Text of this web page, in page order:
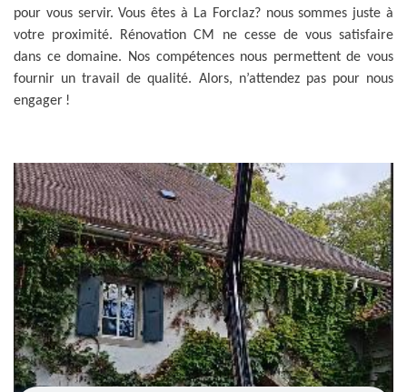
pour vous servir. Vous êtes à La Forclaz? nous sommes juste à
votre proximité. Rénovation CM ne cesse de vous satisfaire
dans ce domaine. Nos compétences nous permettent de vous
fournir un travail de qualité. Alors, n’attendez pas pour nous
engager !